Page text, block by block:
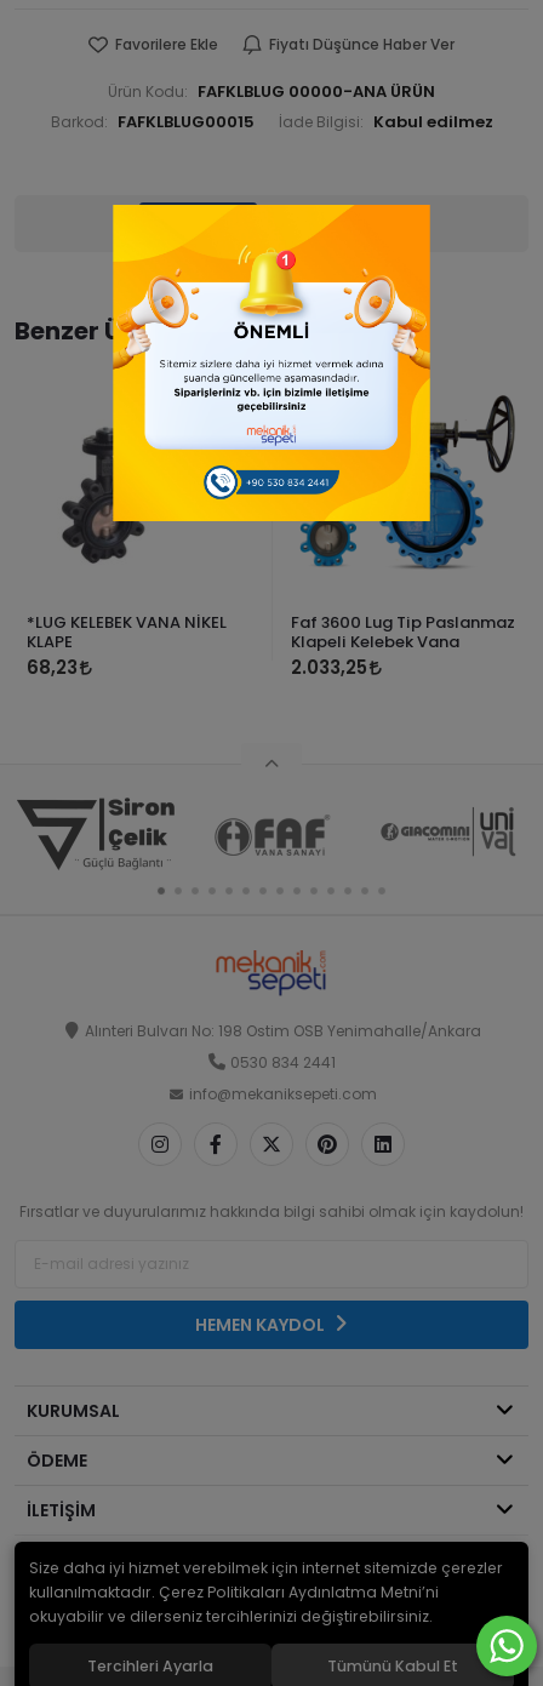
Favorilere Ekle Fiyatı Düşünce Haber Ver
Ürün Kodu: FAFKLBLUG 00000-ANA ÜRÜN
Barkod: FAFKLBLUG00015 İade Bilgisi:
Yorumlar
Benzer Ürünler
*LUG KELEBEK VANA NİKEL
KLAPE
68,23
Faf 3600 Lug Tip Paslanmaz
Klapeli Kelebek Vana
2.033,25
Alınteri Bulvarı No: 198 Ostim OSB Yenimahalle/Ankara
0530 834 2441
info@mekaniksepeti.com
Fırsatlar ve duyurularımız hakkında bilgi sahibi olmak için kaydolun!
HEMEN KAYDOL
KURUMSAL
ÖDEME
İLETİŞİM
© 2026Mekanik Sepeti. Bir Serdaroğlu A.Ş markasıdır ve tüm hakları
saklıdır.
Size daha iyi hizmet verebilmek için internet sitemizde çerezler
kullanılmaktadır. Çerez Politikaları Aydınlatma Metni’ni
okuyabilir ve dilerseniz tercihlerinizi değiştirebilirsiniz.
Tercihleri Ayarla Tümünü Kabul Et